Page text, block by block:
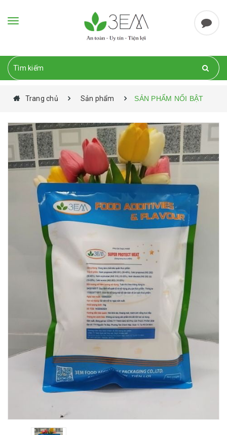
Toggle
Trang chủ Sản phẩm SẢN PHẨM NỔI BẬT